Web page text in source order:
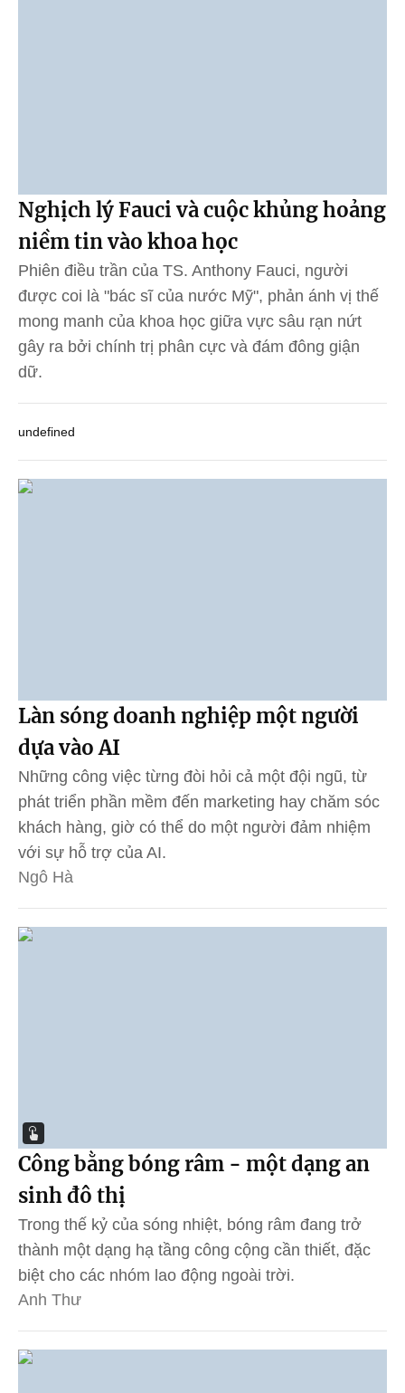
Nghịch lý Fauci và cuộc khủng hoảng
niềm tin vào khoa học
Phiên điều trần của TS. Anthony Fauci, người
được coi là "bác sĩ của nước Mỹ", phản ánh vị thế
mong manh của khoa học giữa vực sâu rạn nứt
gây ra bởi chính trị phân cực và đám đông giận
dữ.
undefined
Làn sóng doanh nghiệp một người
dựa vào AI
Những công việc từng đòi hỏi cả một đội ngũ, từ
phát triển phần mềm đến marketing hay chăm sóc
khách hàng, giờ có thể do một người đảm nhiệm
với sự hỗ trợ của AI.
Ngô Hà
Công bằng bóng râm - một dạng an
sinh đô thị
Trong thế kỷ của sóng nhiệt, bóng râm đang trở
thành một dạng hạ tầng công cộng cần thiết, đặc
biệt cho các nhóm lao động ngoài trời.
Anh Thư